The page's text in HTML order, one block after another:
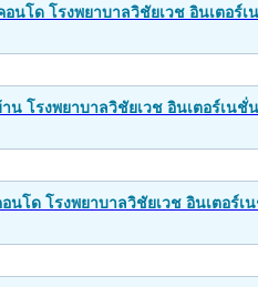
หา 4ชั้นWake Park สารส